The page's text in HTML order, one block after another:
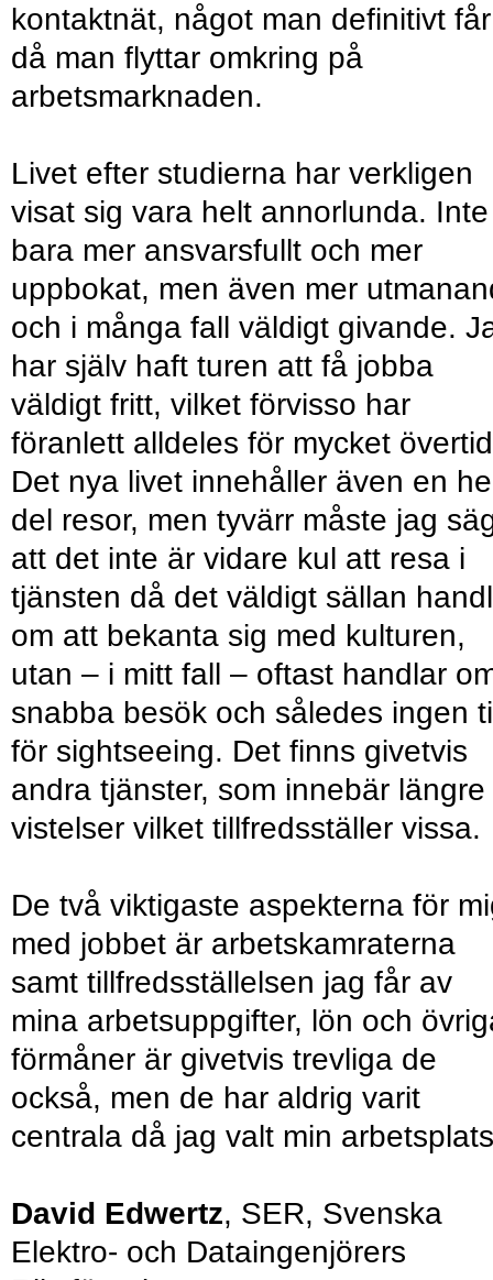
kontaktnät, något man definitivt får
då man flyttar omkring på
arbetsmarknaden.
Livet efter studierna har verkligen
visat sig vara helt annorlunda. Inte
bara mer ansvarsfullt och mer
uppbokat, men även mer
och i många fall väldigt givande.
har själv haft turen att få jobba
väldigt fritt, vilket förvisso har
föranlett alldeles för mycket
Det nya livet innehåller även en
del resor, men tyvärr måste jag
att det inte är vidare kul att resa i
tjänsten då det väldigt sällan
om att bekanta sig med kulturen,
utan – i mitt fall – oftast handlar
snabba besök och således ingen
för sightseeing. Det finns givetvis
andra tjänster, som innebär längre
vistelser vilket tillfredsställer vissa.
De två viktigaste aspekterna för
med jobbet är arbetskamraterna
samt tillfredsställelsen jag får av
mina arbetsuppgifter, lön och
förmåner är givetvis trevliga de
också, men de har aldrig varit
centrala då jag valt min
David Edwertz, SER, Svenska
Elektro- och Dataingenjörers